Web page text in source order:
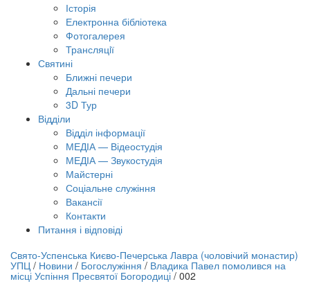
Історія
Електронна бібліотека
Фотогалерея
Трансляцiї
Святині
Ближні печери
Дальні печери
3D Тур
Відділи
Відділ інформації
МЕДІА — Відеостудія
МЕДІА — Звукостудія
Майстерні
Соціальне служіння
Вакансії
Контакти
Питання і відповіді
трансляція |
12 вересня
трансляції
Свято-Успенська Києво-Печерська Лавра (чоловічий монастир)
УПЦ / Новини / Богослужіння/ Владика Павел помолився на
місці Успіння Пресвятої Богородиці/ 002